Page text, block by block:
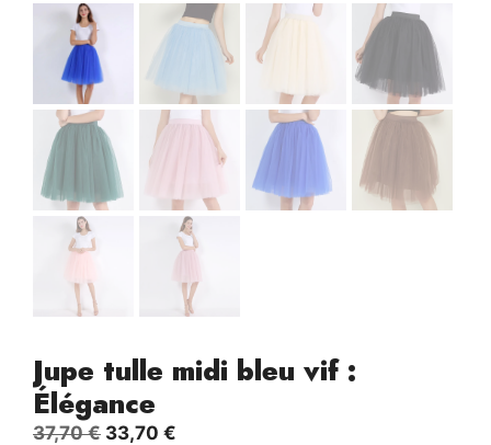
Jupe tulle midi bleu vif :
Élégance
37,70€ Le
33,70 €